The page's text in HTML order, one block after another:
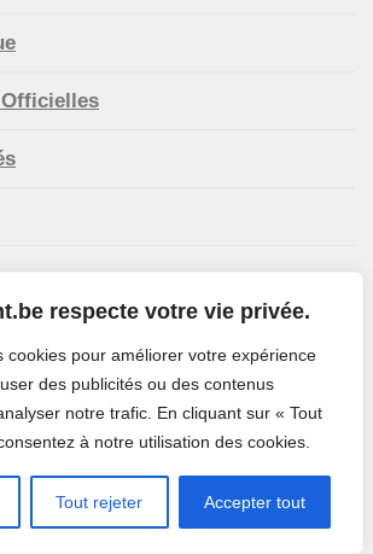
respecte votre vie privée.
cookies pour améliorer votre expérience
des publicités ou des contenus
notre trafic. En cliquant sur « Tout
à notre utilisation des cookies.
Tout rejeter Accepter tout